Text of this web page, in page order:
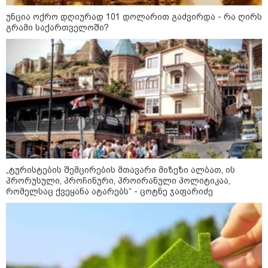
პოლიციამ ,,გლოვოს” კურიერზე
თავდასხმის ბრალდებით 3 პირი,
მათ შორის 2 არასრულწლოვანი
დააკავა - შსს ინფორმაციას
ავრცელებს
"ეს ის ადგილია, საიდანაც
გუშინდელი ვიდეო ვირუსულად
გავრცელდა.... დანარჩენი თქვენ
განსაჯეთ, რამდენად
შესაძლებელია აქ ადამიანის
გადავარდნა" - რა კადრებს
აქვეყნებს კობა ახალაძე
მლეთიდან, სადაც 12 წლის წინ
გურამ დადიანიძე გაუჩინარდა?
პოლიტიკა
უნცია ოქრო დღიურად 101 დოლარით გაძვირდა - რა ღირს
გრამი საქართველოში?
„ტურისტების შემცირების მთავარი მიზეზი ალბათ, ის
პრორუსული, პროჩინური, პროირანული პოლიტიკაა,
რომელსაც ქვეყანა ატარებს“ - ცოტნე ჯაფარიძე